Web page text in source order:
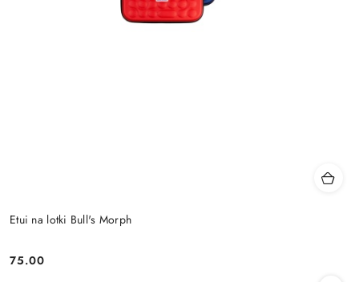
Etui na lotki Bull's Morph
Cena:
75.00